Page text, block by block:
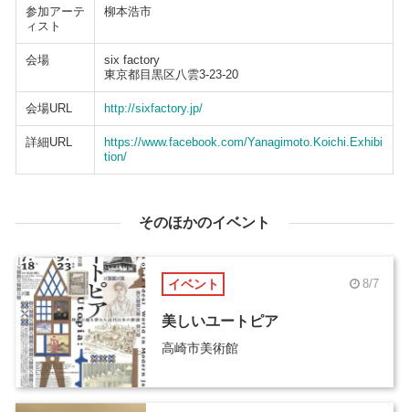
参加アーテ
ィスト
柳本浩市
会場
six factory
東京都目黒区八雲3-23-20
会場URL http://sixfactory.jp/
詳細URL
https://www.facebook.com/Yanagimoto.Koichi.Exhibi
tion/
そのほかのイベント
イベント 8/7
美しいユートピア
高崎市美術館